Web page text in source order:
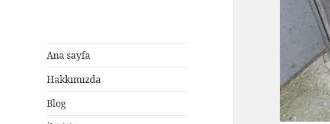
Ana sayfa
Hakkımızda
Blog